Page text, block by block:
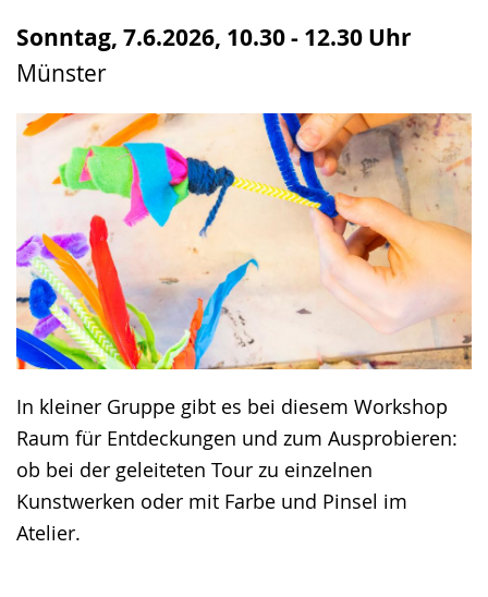
Sonntag, 7.6.2026, 10.30 - 12.30 Uhr
Münster
In kleiner Gruppe gibt es bei diesem Workshop
Raum für Entdeckungen und zum Ausprobieren:
ob bei der geleiteten Tour zu einzelnen
Kunstwerken oder mit Farbe und Pinsel im
Atelier.
wird
angezeigt.